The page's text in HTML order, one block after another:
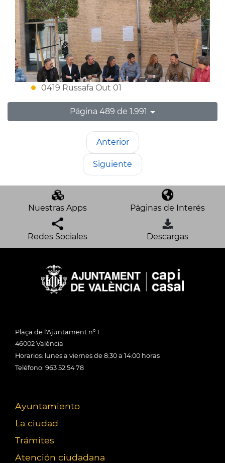
0419 Russafa Out 01
Página 489 de 1.991
Anterior
Siguiente
Nuestras Apps Páginas de Interés
Redes Sociales Descargas
Plaça de l'Ajuntament nº 1
46002 València
Horarios: lunes a viernes de 8:30 a 14:00 horas
Teléfono: 963 52 54 78
Ayuntamiento
La ciudad
Trámites
Atención ciudadana